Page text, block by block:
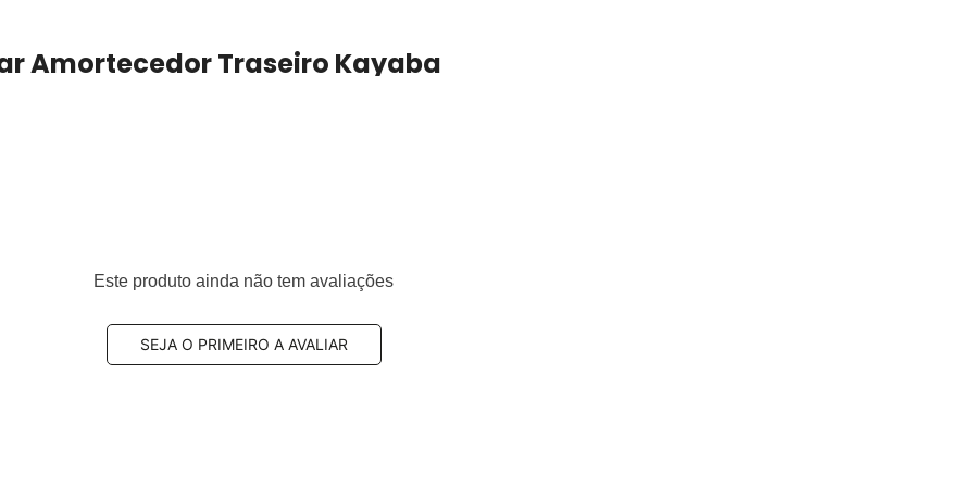
Amortecedor Traseiro Kayaba
31316768211, 31316768219, 31316771177, 31316782329,
33504035872, 33526768917, 33526768921,
Este produto ainda não tem avaliações
SEJA O PRIMEIRO A AVALIAR